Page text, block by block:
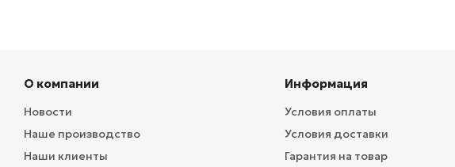
О компании
Новости
Наше производство
Наши клиенты
Информация
Условия оплаты
Условия доставки
Гарантия на товар